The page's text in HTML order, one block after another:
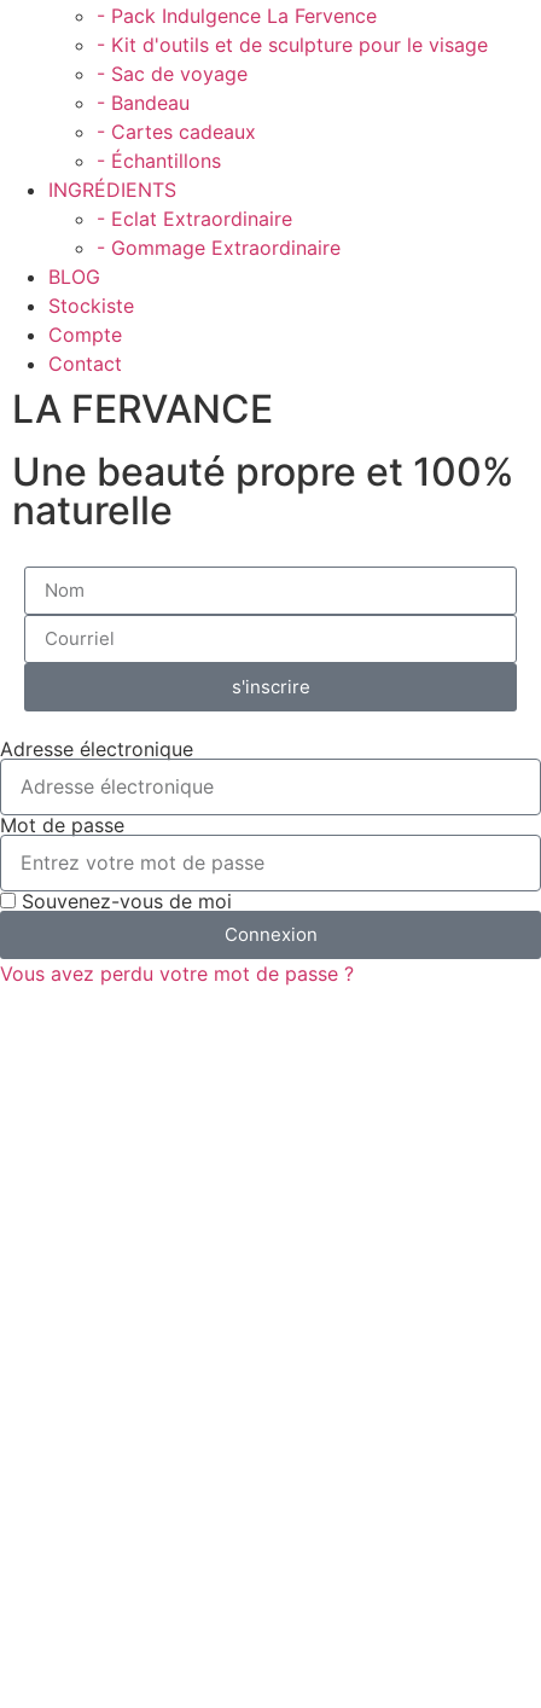
- Pack Indulgence La Fervence
- Kit d'outils et de sculpture pour le visage
- Sac de voyage
- Bandeau
- Cartes cadeaux
- Échantillons
INGRÉDIENTS
- Eclat Extraordinaire
- Gommage Extraordinaire
BLOG
Stockiste
Compte
Contact
LA FERVANCE
Une beauté propre et 100%
naturelle
s'inscrire
Adresse électronique
Mot de passe
Souvenez-vous de moi
Connexion
Vous avez perdu votre mot de passe ?